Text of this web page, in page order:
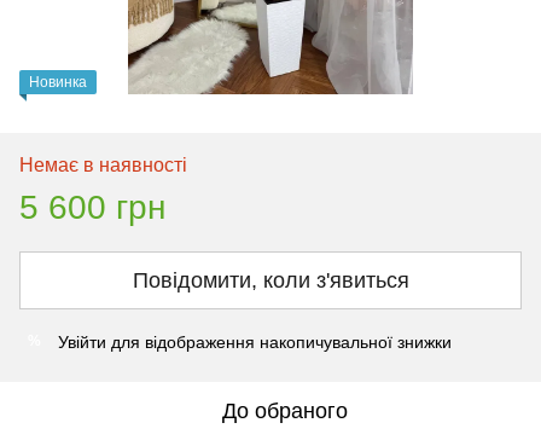
Новинка
Немає в наявності
5 600 грн
Повідомити, коли з'явиться
Увійти для відображення накопичувальної знижки
До обраного